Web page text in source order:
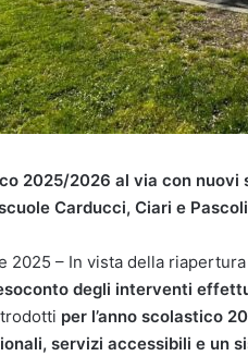
2025/2026 al via con
Carducci, Ciari e
2025 – In vista della
degli interventi
per l’anno scolastico
servizi accessibili e un